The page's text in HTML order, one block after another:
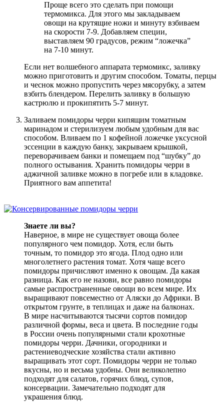
Проще всего это сделать при помощи
термомикса. Для этого мы закладываем
овощи на крутящие ножи и минуту взбиваем
на скорости 7-9. Добавляем специи,
выставляем 90 градусов, режим “ложечка”
на 7-10 минут.
Если нет волшебного аппарата термомикс, заливку
можно приготовить и другим способом. Томаты, перцы
и чеснок можно пропустить через мясорубку, а затем
взбить блендером. Перелить заливку в большую
кастрюлю и прокипятить 5-7 минут.
Заливаем помидоры черри кипящим томатным
маринадом и стерилизуем любым удобным для вас
способом. Вливаем по 1 кофейной ложечке уксусной
эссенции в каждую банку, закрываем крышкой,
переворачиваем банки и помещаем под “шубку” до
полного остывания. Хранить помидоры черри в
аджичной заливке можно в погребе или в кладовке.
Приятного вам аппетита!
Знаете ли вы?
Наверное, в мире не существует овоща более
популярного чем помидор. Хотя, если быть
точным, то помидор это ягода. Плод одно или
многолетнего растения томат. Хотя чаще всего
помидоры причисляют именно к овощам. Да какая
разница. Как его не назови, все равно помидоры
самые распространенные овощи во всем мире. Их
выращивают повсеместно от Аляски до Африки. В
открытом грунте, в теплицах и даже на балконах.
В мире насчитываются тысячи сортов помидор
различной формы, веса и цвета. В последние годы
в России очень популярными стали крохотные
помидоры черри. Дачники, огородники и
растениеводческие хозяйства стали активно
выращивать этот сорт. Помидоры черри не только
вкусны, но и весьма удобны. Они великолепно
подходят для салатов, горячих блюд, супов,
консервации. Замечательно подходят для
украшения блюд.